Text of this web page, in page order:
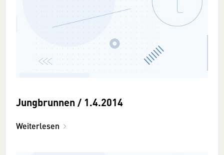
Jungbrunnen / 1.4.2014
Weiterlesen